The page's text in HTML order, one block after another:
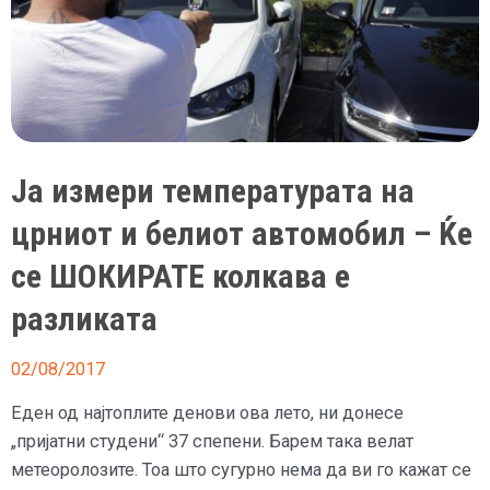
Ја измери температурата на
црниот и белиот автомобил – Ќе
се ШОКИРАТЕ колкава е
разликата
02/08/2017
Еден од најтоплите денови ова лето, ни донесе
„пријатни студени“ 37 спепени. Барем така велат
метеоролозите. Тоа што сугурно нема да ви го кажат се